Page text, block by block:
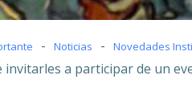
- Noticias - Novedades
invitarles a participar de un